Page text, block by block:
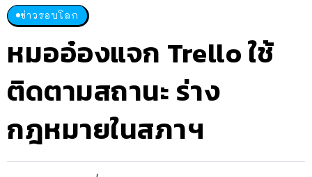
ข่าวรอบโลก
หมออ๋องแจก Trello ใช้
ติดตามสถานะ ร่าง
กฎหมายในสภาฯ